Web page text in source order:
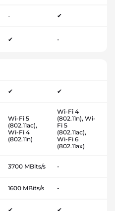
- ✔
✔ -
✔ ✔
Wi-Fi 5
(802.11ac),
Wi-Fi 4
(802.11n)
Wi-Fi 4
(802.11n), Wi-
Fi 5
(802.11ac),
Wi-Fi 6
(802.11ax)
3700 MBits/s -
1600 MBits/s -